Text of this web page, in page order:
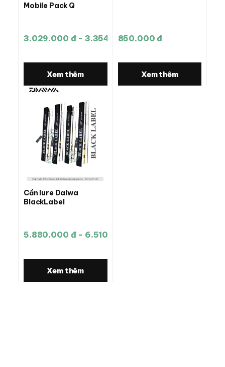
Mobile Pack Q
3.029.000 đ - 3.354.000 đ
Xem thêm
850.000 đ
Xem thêm
Cần lure Daiwa
BlackLabel
5.880.000 đ - 6.510.000 đ
Xem thêm